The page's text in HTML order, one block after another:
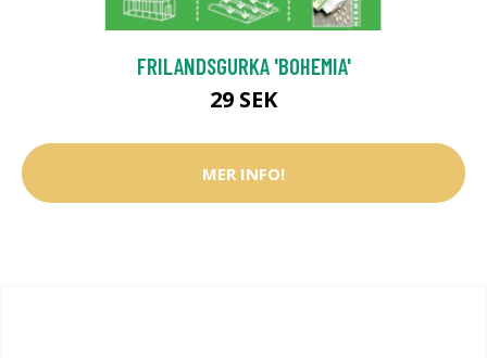
FRILANDSGURKA 'BOHEMIA'
29 SEK
MER INFO!